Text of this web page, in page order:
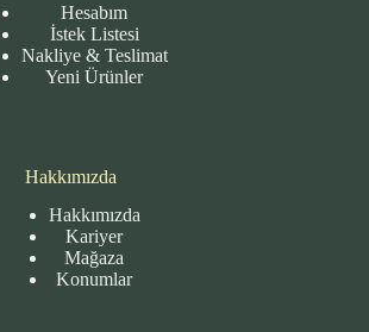
Hesabım
İstek Listesi
Nakliye & Teslimat
Yeni Ürünler
Hakkımızda
Hakkımızda
Kariyer
Mağaza
Konumlar